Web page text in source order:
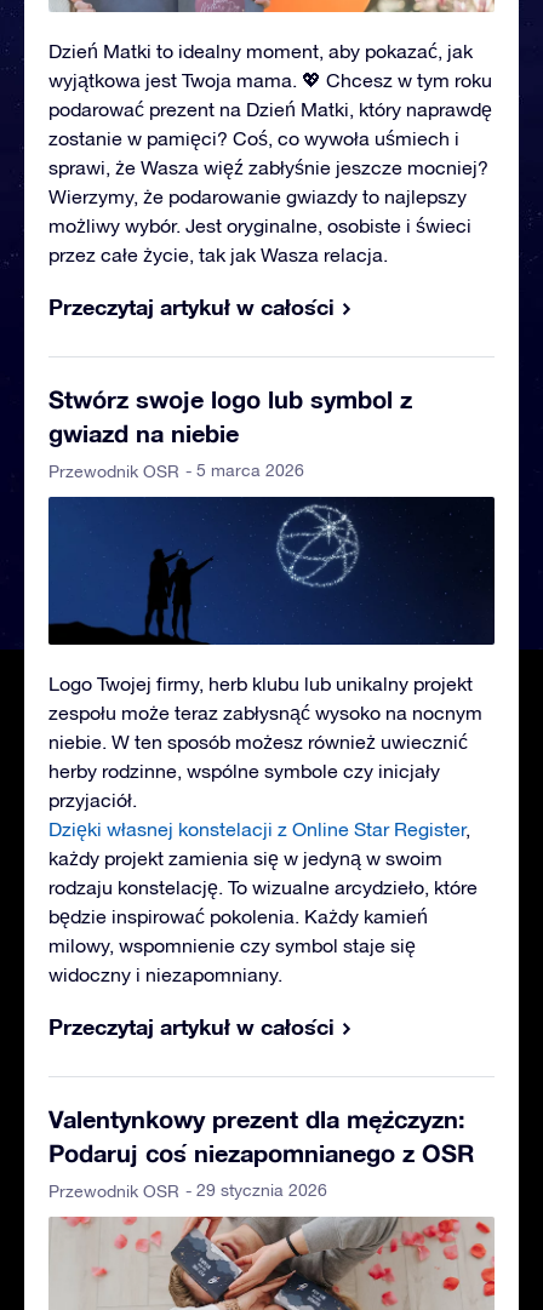
Dzień Matki to idealny moment, aby pokazać, jak
wyjątkowa jest Twoja mama. 💖 Chcesz w tym roku
podarować prezent na Dzień Matki, który naprawdę
zostanie w pamięci? Coś, co wywoła uśmiech i
sprawi, że Wasza więź zabłyśnie jeszcze mocniej?
Wierzymy, że podarowanie gwiazdy to najlepszy
możliwy wybór. Jest oryginalne, osobiste i świeci
przez całe życie, tak jak Wasza relacja.
Przeczytaj artykuł w całości
Stwórz swoje logo lub symbol z
gwiazd na niebie
Przewodnik OSR - 5 marca 2026
Logo Twojej firmy, herb klubu lub unikalny projekt
zespołu może teraz zabłysnąć wysoko na nocnym
niebie. W ten sposób możesz również uwiecznić
herby rodzinne, wspólne symbole czy inicjały
przyjaciół.
Dzięki własnej konstelacji z Online Star Register,
każdy projekt zamienia się w jedyną w swoim
rodzaju konstelację. To wizualne arcydzieło, które
będzie inspirować pokolenia. Każdy kamień
milowy, wspomnienie czy symbol staje się
widoczny i niezapomniany.
Przeczytaj artykuł w całości
Valentynkowy prezent dla mężczyzn:
Podaruj coś niezapomnianego z OSR
Przewodnik OSR - 29 stycznia 2026